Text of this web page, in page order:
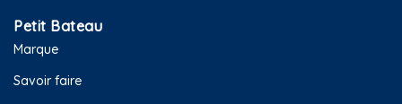
Petit Bateau
Marque
Savoir faire